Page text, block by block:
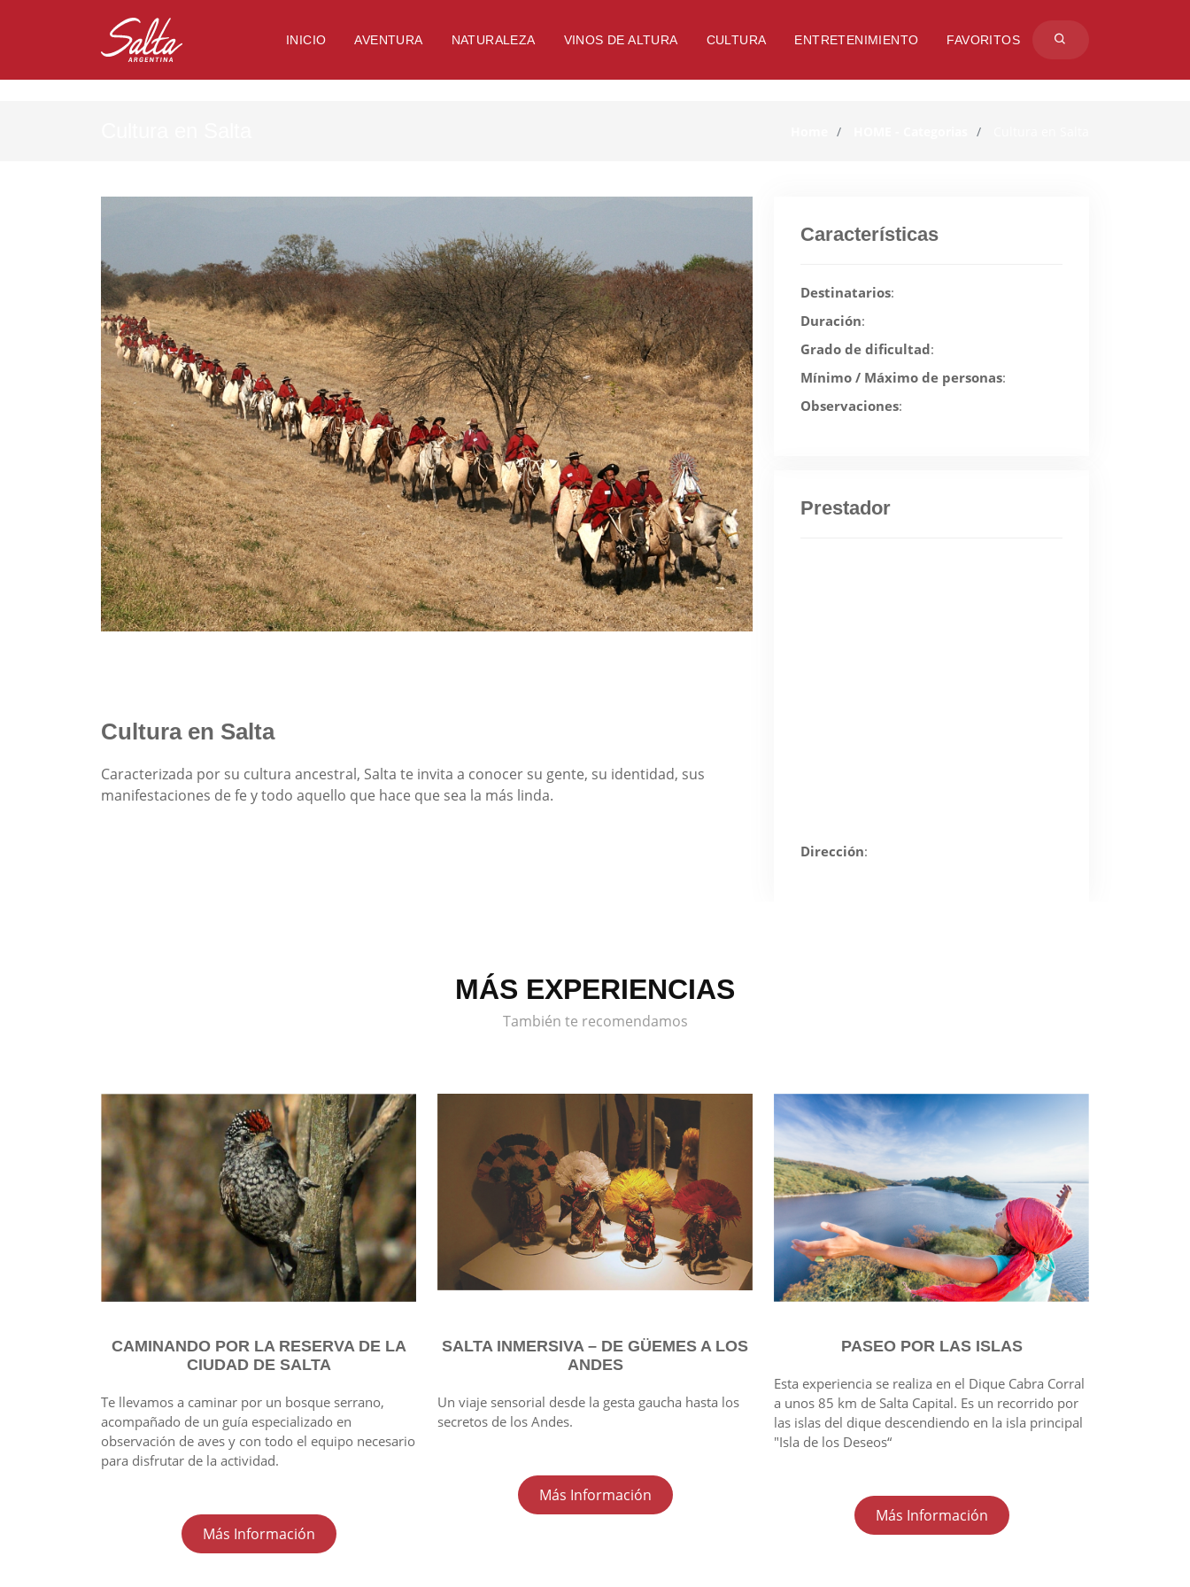
INICIO AVENTURA NATURALEZA VINOS DE ALTURA CULTURA ENTRETENIMIENTO FAVORITOS
Cultura en Salta
Caracterizada por su cultura ancestral, Salta te invita a conocer su gente, su identidad, sus
manifestaciones de fe y todo aquello que hace que sea la más linda.
Características
Destinatarios:
Duración:
Grado de dificultad:
Mínimo / Máximo de personas:
Observaciones:
Prestador
Dirección:
MÁS EXPERIENCIAS
También te recomendamos
CAMINANDO POR LA RESERVA DE LA
CIUDAD DE SALTA
Te llevamos a caminar por un bosque serrano,
acompañado de un guía especializado en
observación de aves y con todo el equipo necesario
para disfrutar de la actividad.
Más Información
SALTA INMERSIVA – DE GÜEMES A LOS
ANDES
Un viaje sensorial desde la gesta gaucha hasta los
secretos de los Andes.
Más Información
PASEO POR LAS ISLAS
Esta experiencia se realiza en el Dique Cabra Corral
a unos 85 km de Salta Capital. Es un recorrido por
las islas del dique descendiendo en la isla principal
"Isla de los Deseos“
Más Información